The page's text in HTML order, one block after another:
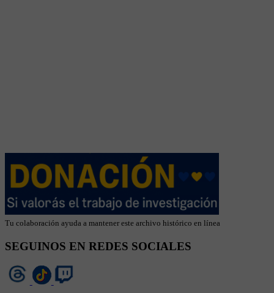
Tu colaboración ayuda a mantener este archivo histórico en línea
SEGUINOS EN REDES SOCIALES